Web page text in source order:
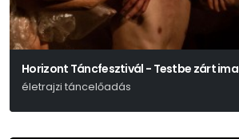
Horizont Táncfesztivál - Testbe zárt ima
életrajzi táncelőadás